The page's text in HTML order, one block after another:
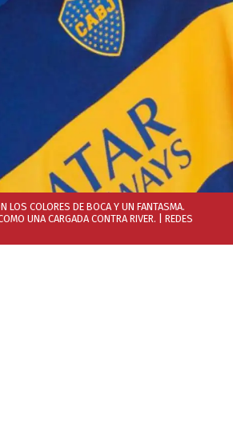
LOS COLORES DE BOCA Y UN FANTASMA.
UNA CARGADA CONTRA RIVER. | REDES